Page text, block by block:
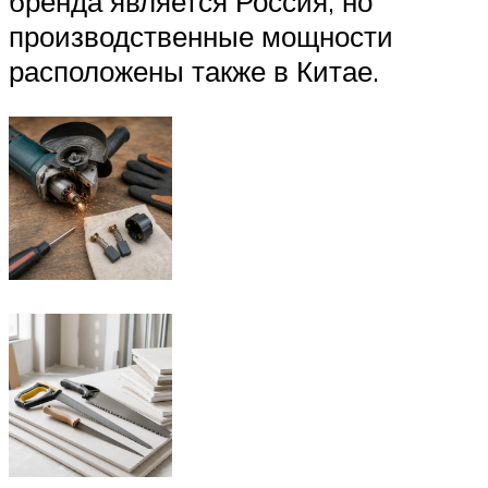
производственные мощности
расположены также в Китае.